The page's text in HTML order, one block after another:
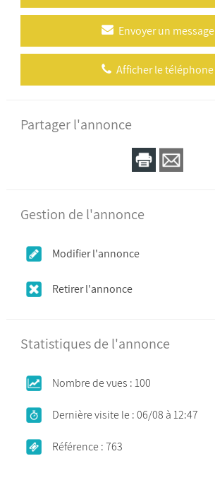
Envoyer un message
Afficher le téléphone
Partager l'annonce
Gestion de l'annonce
Modifier l'annonce
Retirer l'annonce
Statistiques de l'annonce
Nombre de vues : 100
Dernière visite le : 06/08 à 12:47
Référence : 763